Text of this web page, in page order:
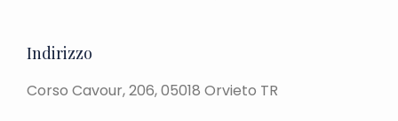
Indirizzo
Corso Cavour, 206, 05018 Orvieto TR